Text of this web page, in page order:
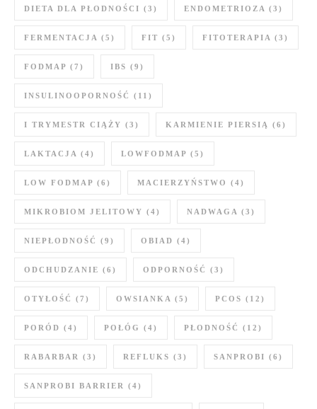
DIETA DLA PŁODNOŚCI (3) ENDOMETRIOZA (3)
FERMENTACJA (5) FIT (5) FITOTERAPIA (3)
FODMAP (7) IBS (9)
INSULINOOPORNOŚĆ (11)
I TRYMESTR CIĄŻY (3) KARMIENIE PIERSIĄ (6)
LAKTACJA (4) LOWFODMAP (5)
LOW FODMAP (6) MACIERZYŃSTWO (4)
MIKROBIOM JELITOWY (4) NADWAGA (3)
NIEPŁODNOŚĆ (9) OBIAD (4)
ODCHUDZANIE (6) ODPORNOŚĆ (3)
OTYŁOŚĆ (7) OWSIANKA (5) PCOS (12)
PORÓD (4) POŁÓG (4) PŁODNOŚĆ (12)
RABARBAR (3) REFLUKS (3) SANPROBI (6)
SANPROBI BARRIER (4)